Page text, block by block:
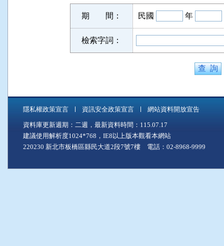
期 間： 民國 年
檢索字詞：
隱私權政策宣言 資訊安全政策宣言 網站資料開放宣告
資料庫更新週期：二週，最新資料時間：115.07.17
建議使用解析度1024*768，IE8以上版本觀看本網站
220230 新北市板橋區縣民大道2段7號7樓 電話：02-8968-9999